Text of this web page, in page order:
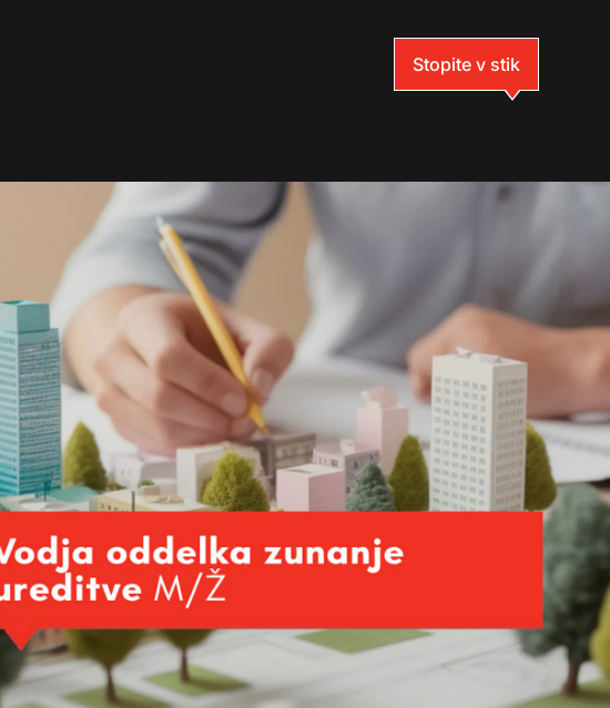
projektov
in posel
rešitve za razvoj
poslovnih prostorov
gradnjo energetsko
objektov in
sistemov
ki podpirajo rast in
skupnosti ter
kakovost življenja
Storitve
Celovite storitve,
vključno z arhitekturnim
in inženirskim
projektiranjem,
svetovanjem pri izvedbi
gradbenih projektov ter
pripravo dokumentacije
za pridobitev gradbenih
dovoljenj
Stopite v stik